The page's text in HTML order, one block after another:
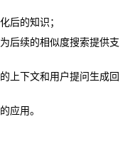
后的知识；
后续的相似度搜索提供支
上下文和用户提问生成回
应用。